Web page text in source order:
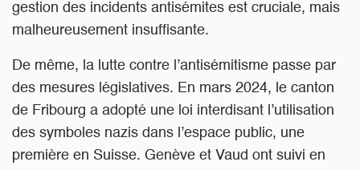
gestion des incidents antisémites est cruciale, mais
malheureusement insuffisante.
De même, la lutte contre l’antisémitisme passe par
des mesures législatives. En mars 2024, le canton
de Fribourg a adopté une loi interdisant l’utilisation
des symboles nazis dans l’espace public, une
première en Suisse. Genève et Vaud ont suivi en